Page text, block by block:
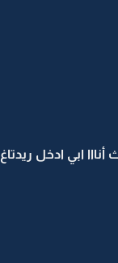
ابي ادخل ريدتاغ